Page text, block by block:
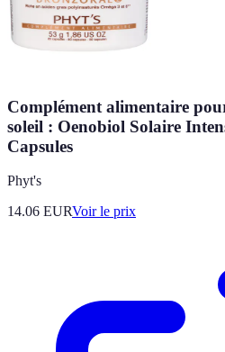
Complément alimentaire
soleil : Oenobiol Solaire
Capsules
Phyt's
14.06 EURVoir le prix